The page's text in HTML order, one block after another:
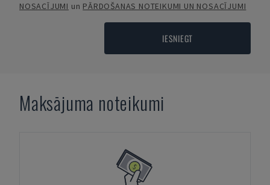
NOSACĪJUMI un PĀRDOŠANAS NOTEIKUMI UN NOSACĪJUMI
IESNIEGT
Maksājuma noteikumi